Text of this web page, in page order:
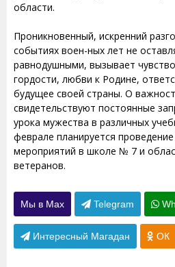
области.
Проникновенный, искренний
событиях воен-ных лет не
равнодушными, вызывает
гордости, любви к Родине,
будущее своей страны. О
свидетельствуют постоянные
урока мужества в различных
феврале планируется
мероприятий в школе № 7 и
ветеранов.
Мы в Max Telegram
Интересный Магадан ОК